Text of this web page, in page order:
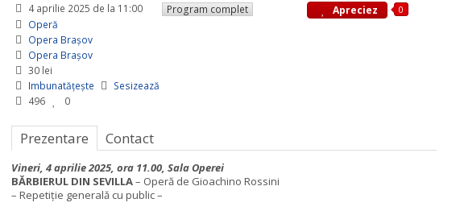
4 aprilie 2025 de la 11:00
Program complet
Operă
Opera Braşov
Opera Braşov
30 lei
Imbunatățește
Sesizează
496
0
Apreciez 0
Prezentare Contact
Vineri, 4 aprilie 2025, ora 11.00, Sala Operei
BĂRBIERUL DIN SEVILLA– Operă de Gioachino Rossini
– Repetiție generală cu public –